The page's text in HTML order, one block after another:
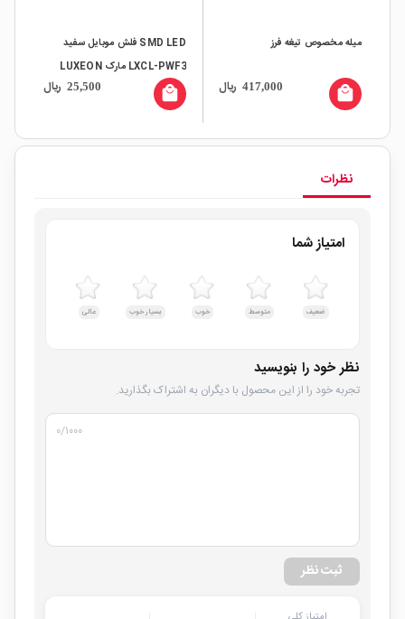
میله مخصوص تیغه فرز
417,000 ریال local_mall
SMD LED فلش موبایل سفید
LXCL-PWF3 مارک LUXEON
25,500 ریال local_mall
نظرات
امتیاز شما
ضعیف متوسط خوب بسیار خوب عالی
نظر خود را بنویسید
تجربه خود را از این محصول با دیگران به اشتراک بگذارید.
۰/۱۰۰۰
ثبت نظر